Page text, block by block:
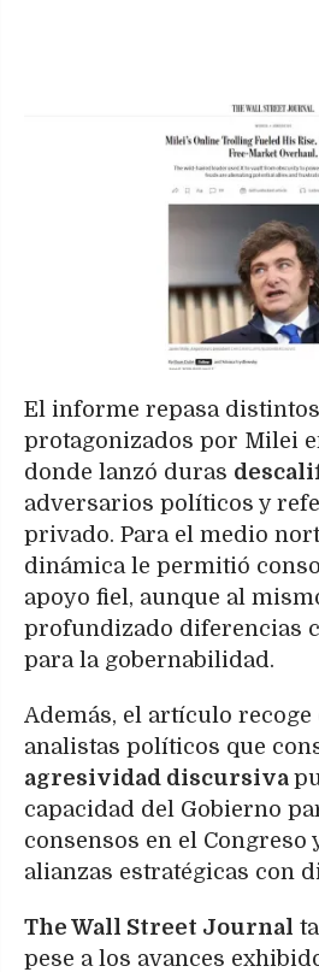
El informe repasa
protagonizados por Milei
donde lanzó duras
adversarios políticos y
privado. Para el medio
dinámica le permitió
apoyo fiel, aunque al
profundizado diferencias
para la gobernabilidad.
Además, el artículo
analistas políticos que
agresividad discursiva
capacidad del Gobierno
consensos en el Congreso
alianzas estratégicas con
The Wall Street Journal
pese a los avances